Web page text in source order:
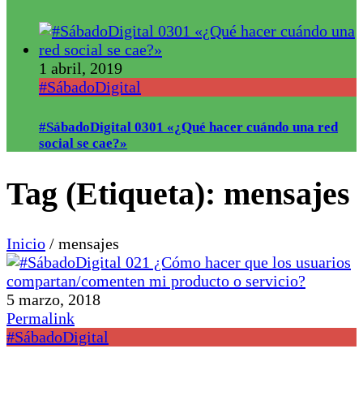
1 abril, 2019
#SábadoDigital
#SábadoDigital 0301 «¿Qué hacer cuándo una red
social se cae?»
Tag (Etiqueta): mensajes
Inicio / mensajes
5 marzo, 2018
Permalink
#SábadoDigital